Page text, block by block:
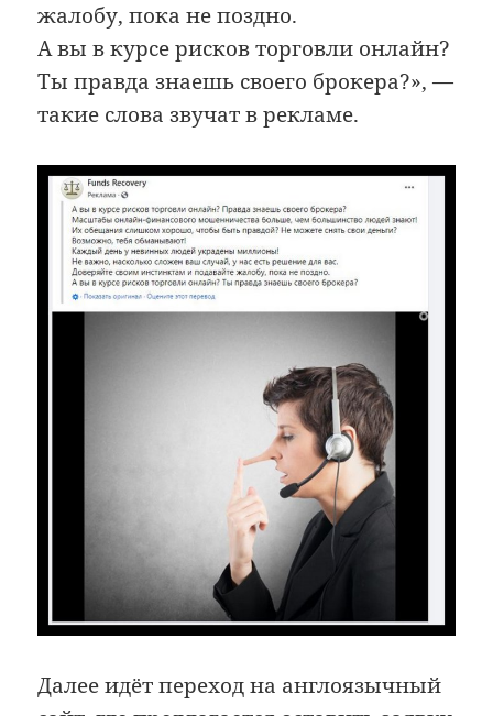
жалобу, пока не поздно.
А вы в курсе рисков торговли онлайн?
Ты правда знаешь своего брокера?», —
такие слова звучат в рекламе.
Далее идёт переход на англоязычный